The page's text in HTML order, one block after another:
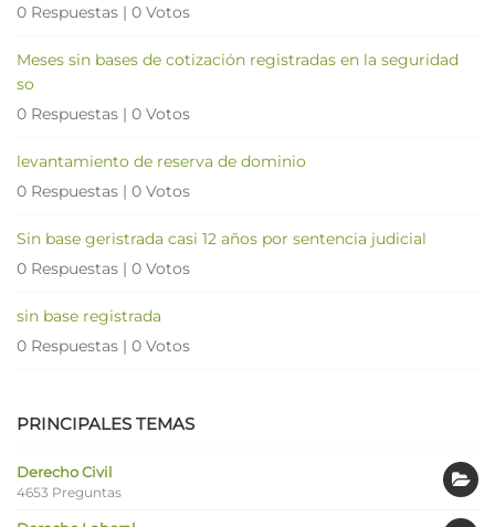
0 Respuestas | 0 Votos
Meses sin bases de cotización registradas en la seguridad
so
0 Respuestas | 0 Votos
levantamiento de reserva de dominio
0 Respuestas | 0 Votos
Sin base geristrada casi 12 años por sentencia judicial
0 Respuestas | 0 Votos
sin base registrada
0 Respuestas | 0 Votos
PRINCIPALES TEMAS
Derecho Civil
4653 Preguntas